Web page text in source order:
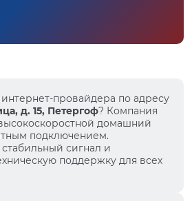
провайдера по адресу
д. 15, Петергоф? Компания
домашний
подключением.
сигнал и
поддержку для всех